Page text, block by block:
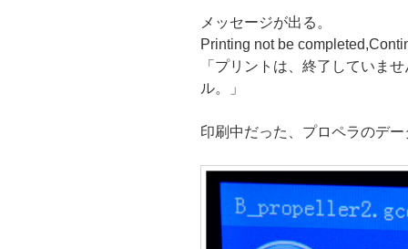
メッセージが出る。
Printing not be
「プリントは、終了してい
ル。」
印刷中だった、プロペラのデ